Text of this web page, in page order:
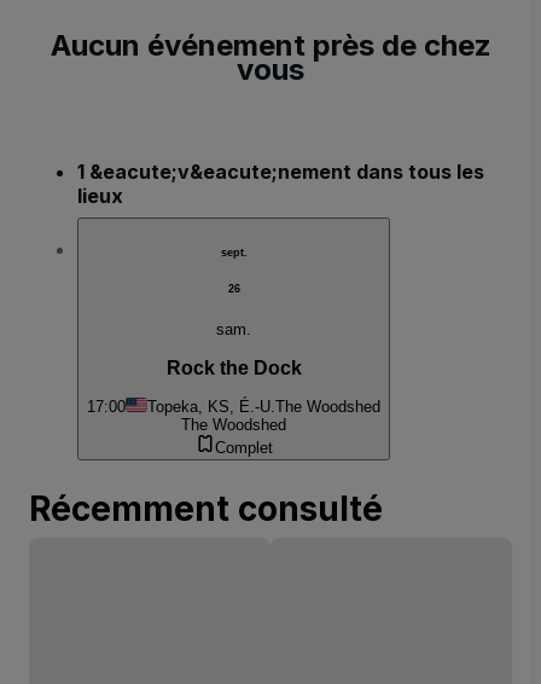
Aucun événement près de chez
vous
1 &eacute;v&eacute;nement dans tous les
lieux
sept.
26
sam.
Rock the Dock
17:00 Topeka, KS, É.-U.The Woodshed
The Woodshed
Complet
Récemment consulté